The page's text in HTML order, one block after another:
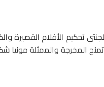
تحكيم الأفلام القصيرة
تمنح المخرجة والممثلة مونيا